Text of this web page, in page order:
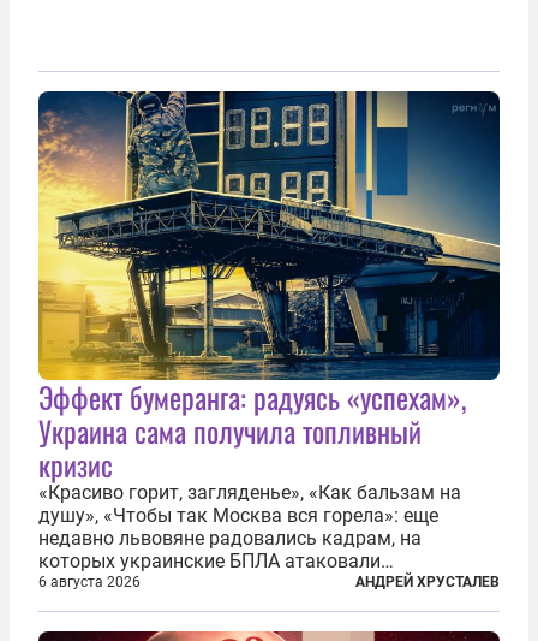
Эффект бумеранга: радуясь «успехам»,
Украина сама получила топливный
кризис
«Красиво горит, загляденье», «Как бальзам на
душу», «Чтобы так Москва вся горела»: еще
недавно львовяне радовались кадрам, на
которых украинские БПЛА атаковали
нефтеперерабатывающие предприятия России. В
скором времени оказалось, что в «эту игру можно
играть вдвоем» — российские дроны только за...
6 августа 2026 АНДРЕЙ ХРУСТАЛЕВ